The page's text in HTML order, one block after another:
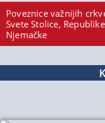
Poveznice važnijih
Svete Stolice,
Njemačke